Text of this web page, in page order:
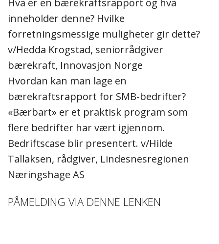
inneholder denne? Hvilke
forretningsmessige muligheter gir dette?
v/Hedda Krogstad, seniorrådgiver
bærekraft, Innovasjon Norge
Hvordan kan man lage en
bærekraftsrapport for SMB-bedrifter?
«Bærbart» er et praktisk program som
flere bedrifter har vært igjennom.
Bedriftscase blir presentert. v/Hilde
Tallaksen, rådgiver, Lindesnesregionen
Næringshage AS
PÅMELDING VIA DENNE LENKEN